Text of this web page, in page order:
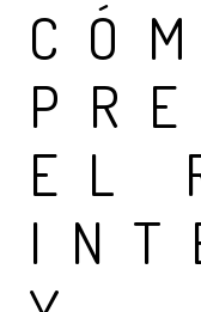
EL